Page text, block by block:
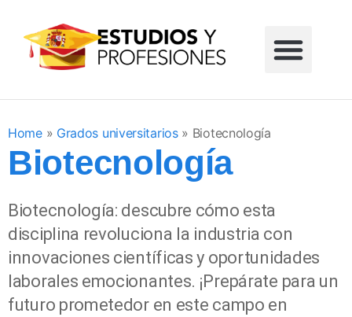
Home» Grados universitarios» Biotecnología
Biotecnología
Biotecnología: descubre cómo esta
disciplina revoluciona la industria con
innovaciones científicas y oportunidades
laborales emocionantes. ¡Prepárate para un
futuro prometedor en este campo en